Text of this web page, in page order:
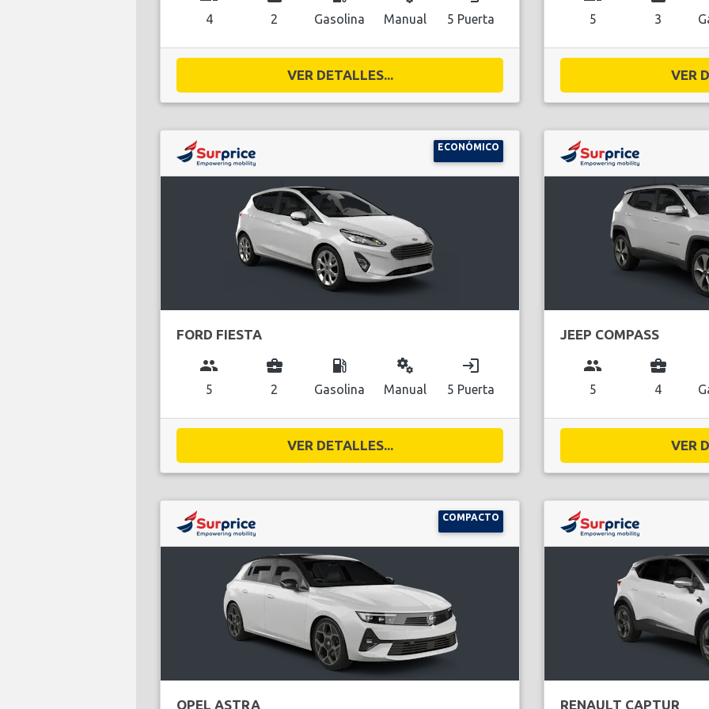
4 2 Gasolina Manual 5 Puerta
VER DETALLES...
5 3
VER
ECONÓMICO
FORD FIESTA
group
5
business_center
2
local_gas_station
Gasolina
miscellaneous_services
Manual
login
5 Puerta
VER DETALLES...
JEEP COMPASS
group
5
business_center
4
VER
COMPACTO
OPEL ASTRA RENAULT CAPTUR